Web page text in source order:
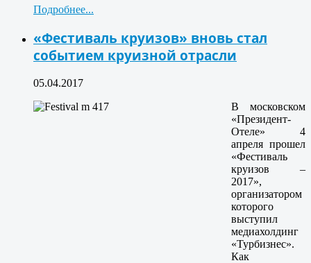
Подробнее...
«Фестиваль круизов» вновь стал
событием круизной отрасли
05.04.2017
В московском
«Президент-
Отеле» 4
апреля прошел
«Фестиваль
круизов –
2017»,
организатором
которого
выступил
медиахолдинг
«Турбизнес».
Как